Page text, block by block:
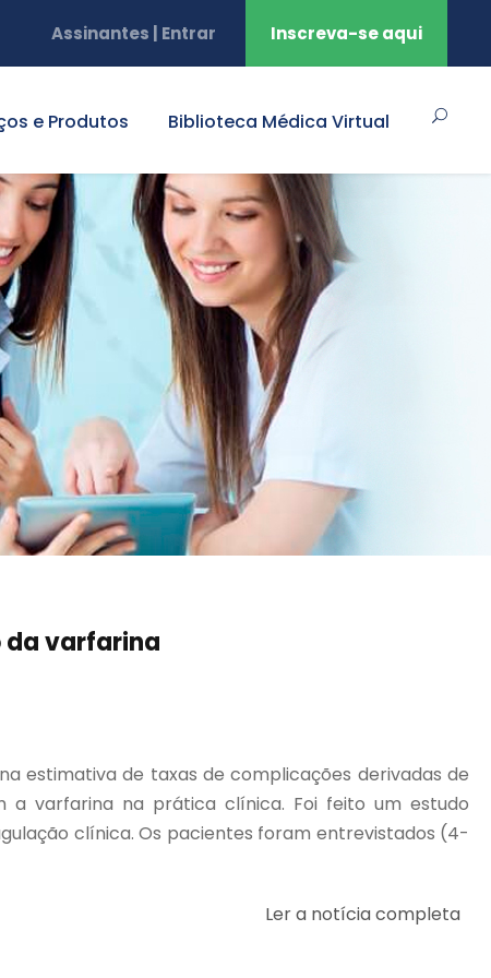
Assinantes | Entrar Inscreva-se aqui
e Produtos Biblioteca Médica Virtual
da varfarina
estimativa de taxas de complicações derivadas de
a varfarina na prática clínica. Foi feito um estudo
clínica. Os pacientes foram entrevistados (4-
Ler a notícia completa